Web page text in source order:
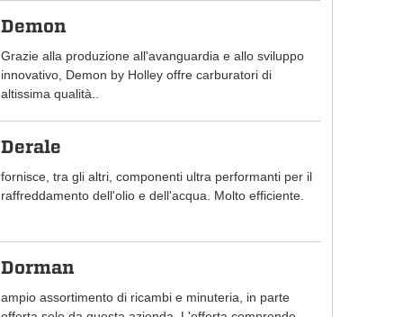
Demon
Grazie alla produzione all'avanguardia e allo sviluppo
innovativo, Demon by Holley offre carburatori di
altissima qualità..
Derale
fornisce, tra gli altri, componenti ultra performanti per il
raffreddamento dell'olio e dell'acqua. Molto efficiente.
Dorman
ampio assortimento di ricambi e minuteria, in parte